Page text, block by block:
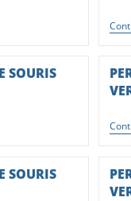
SOURIS
SOURIS